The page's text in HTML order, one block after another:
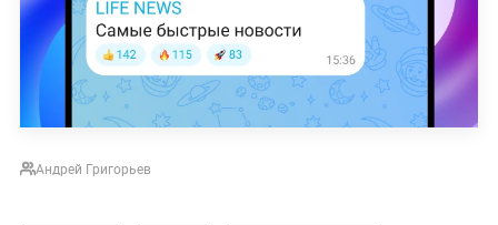
Андрей Григорьев